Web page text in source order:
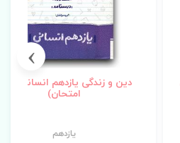
دین و زندگی یازدهم انسانی
امتحان)
یازدهم
›